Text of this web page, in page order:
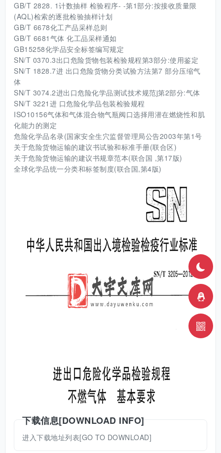
GB/T 2828. 1计数抽样 检验程序- -第1部分:按接收质量限
(AQL)检索的逐批检验抽样计划
GB/T 6678化工产品采样总则
GB/T 6681气体 化工品采样通如
GB15258化学品安全标签编写规定
SN/T 0370.3出口危险货物包装检验规程第3部分:使用鉴定
SN/T 1828.7进 出口危险货物分类试验方法第7 部分压缩气
体
SN/T 3074.2进出口危险化学品测试技术规范j第2部分:气体
SN/T 3221进 口危险化学品包装检验规程
ISO10156气体和气体混合物气瓶阀口选择用潜在燃烧性和肌
化能力的测定
危险化学品名录(国家安全生穴监督管理局公告2003年第1号
关于危险货物运输的建议书试验和标准手册(联合区)
关于危险货物运输的建议书规章范本(联合国 ,第17版)
全球化学品统一分类和标签制度(联合国,第4版)
下载信息[DOWNLOAD INFO]
进入下载地址列表[GO TO DOWNLOAD]